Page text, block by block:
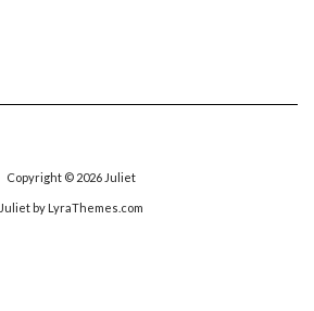
Copyright © 2026 Juliet
Julietby LyraThemes.com